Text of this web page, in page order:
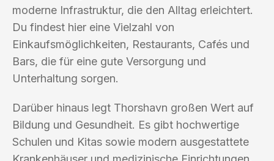
moderne Infrastruktur, die den Alltag erleichtert.
Du findest hier eine Vielzahl von
Einkaufsmöglichkeiten, Restaurants, Cafés und
Bars, die für eine gute Versorgung und
Unterhaltung sorgen.
Darüber hinaus legt Thorshavn großen Wert auf
Bildung und Gesundheit. Es gibt hochwertige
Schulen und Kitas sowie modern ausgestattete